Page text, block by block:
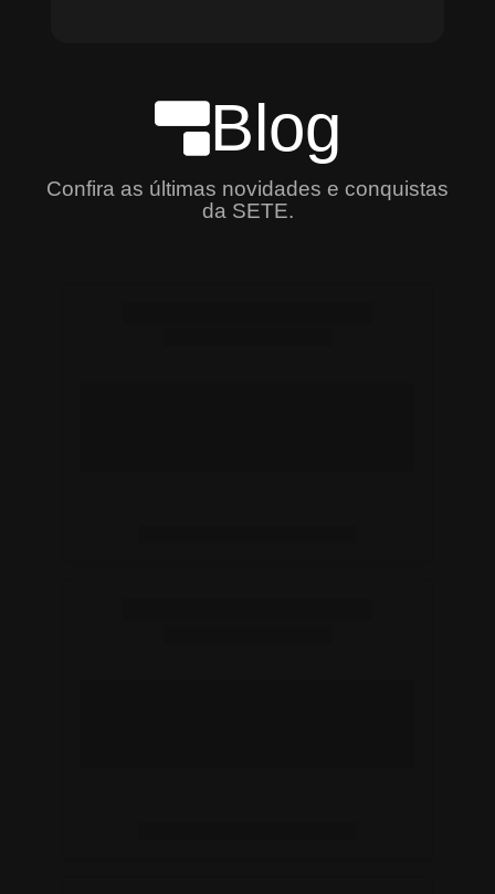
Blog
Confira as últimas novidades e conquistas
da SETE.